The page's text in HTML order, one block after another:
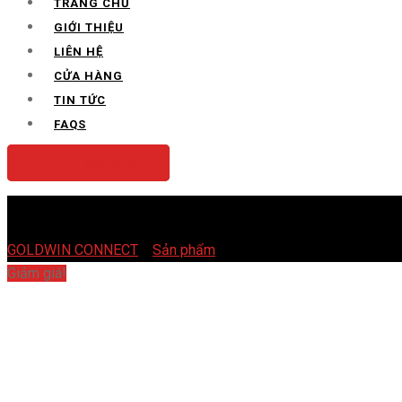
TRANG CHỦ
GIỚI THIỆU
LIÊN HỆ
CỬA HÀNG
TIN TỨC
FAQS
GOLDWIN CONNECT Sản phẩm
Giảm giá!